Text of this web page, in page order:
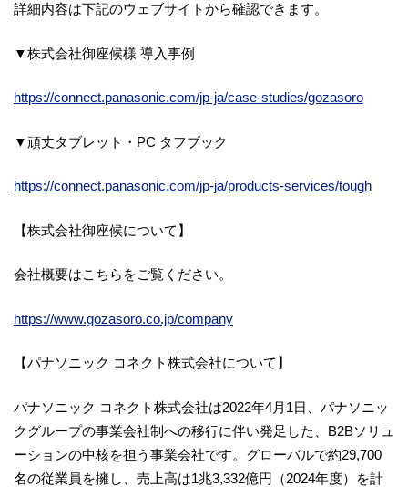
詳細内容は下記のウェブサイトから確認できます。
▼株式会社御座候様 導入事例
https://connect.panasonic.com/jp-ja/case-studies/gozasoro
▼頑丈タブレット・PC タフブック
https://connect.panasonic.com/jp-ja/products-services/tough
【株式会社御座候について】
会社概要はこちらをご覧ください。
https://www.gozasoro.co.jp/company
【パナソニック コネクト株式会社について】
パナソニック コネクト株式会社は2022年4月1日、パナソニッ
クグループの事業会社制への移行に伴い発足した、B2Bソリュ
ーションの中核を担う事業会社です。グローバルで約29,700
名の従業員を擁し、売上高は1兆3,332億円（2024年度）を計